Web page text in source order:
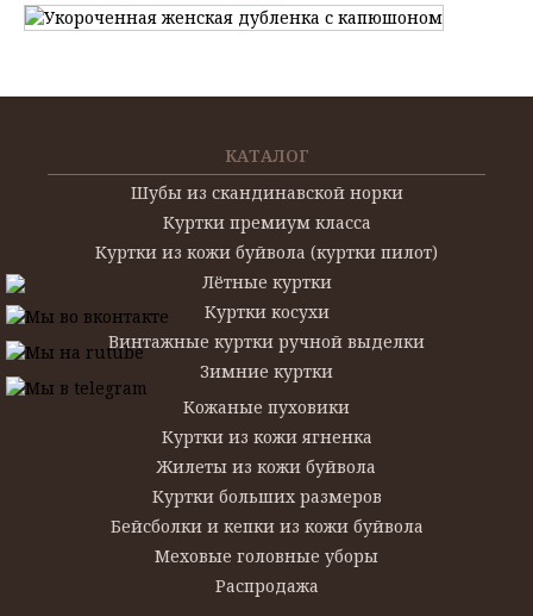
КАТАЛОГ
Шубы из скандинавской норки
Куртки премиум класса
Куртки из кожи буйвола (куртки пилот)
Лётные куртки
Куртки косухи
Винтажные куртки ручной выделки
Зимние куртки
Кожаные пуховики
Куртки из кожи ягненка
Жилеты из кожи буйвола
Куртки больших размеров
Бейсболки и кепки из кожи буйвола
Меховые головные уборы
Распродажа